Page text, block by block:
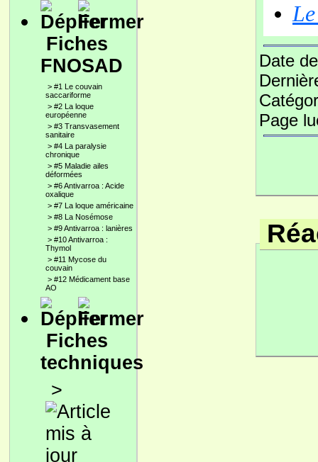
Fiches
FNOSAD
> #1 Le couvain
saccariforme
> #2 La loque
européenne
> #3 Transvasement
sanitaire
> #4 La paralysie
chronique
> #5 Maladie ailes
déformées
> #6 Antivarroa : Acide
oxalique
> #7 La loque américaine
> #8 La Nosémose
> #9 Antivarroa : lanières
> #10 Antivarroa :
Thymol
> #11 Mycose du
couvain
> #12 Médicament base
AO
Fiches
techniques
>
Date
Page